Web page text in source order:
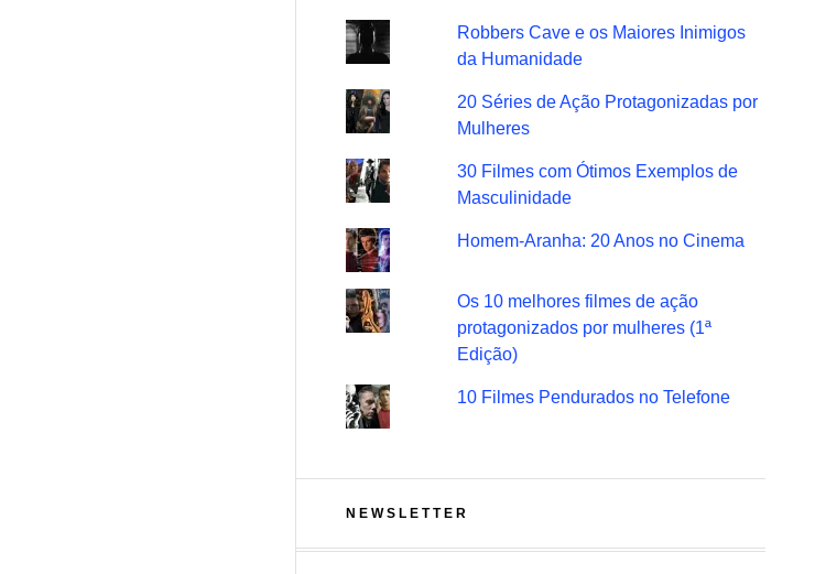
Robbers Cave e os Maiores Inimigos
da Humanidade
20 Séries de Ação Protagonizadas por
Mulheres
30 Filmes com Ótimos Exemplos de
Masculinidade
Homem-Aranha: 20 Anos no Cinema
Os 10 melhores filmes de ação
protagonizados por mulheres (1ª
Edição)
10 Filmes Pendurados no Telefone
NEWSLETTER